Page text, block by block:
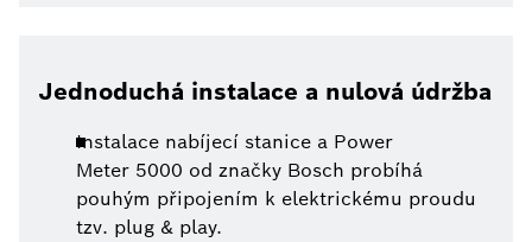
Jednoduchá instalace a nulová údržba
Instalace nabíjecí stanice a Power
Meter 5000 od značky Bosch probíhá
pouhým připojením k elektrickému proudu
tzv. plug & play.